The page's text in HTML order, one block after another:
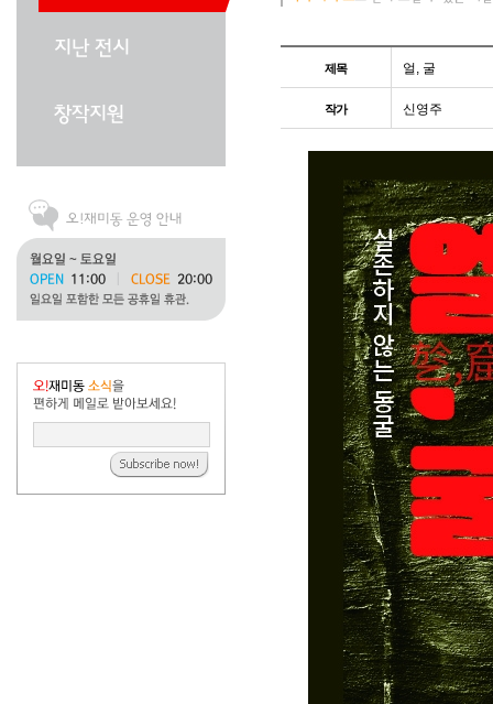
제목 얼, 굴
작가 신영주